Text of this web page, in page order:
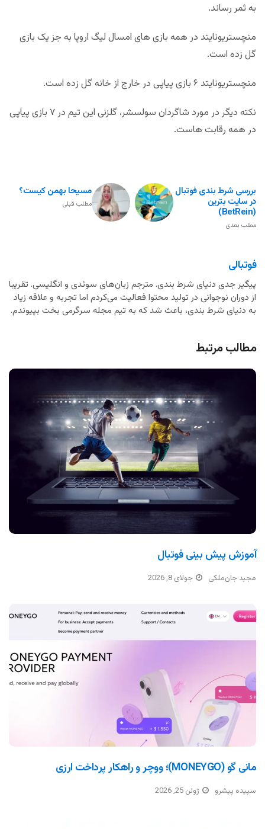
به ثمر رساند.
منچستریونایتد در همه بازی های امسال لیگ اروپا به جز یک بازی
گل زده است.
منچستریونایتد ۶ بازی پیاپی در خارج از خانه گل زده است.
نکته دیگر در مورد شاگردان سولسشر، گلزنی این تیم در ۷ بازی پیاپی
در همه رقابت هاست.
مسیحا بهمن کیست؟
مطلب قبلی
بررسی شرط بندی فوتبال
در سایت بترین
(BetRein)
مطلب بعدی
فوتبالی
پیگیر جدی دنیای شرط بندی. مترجم زبان‌های سوئدی و انگلیسی. تقریبا
از دوران نوجوانی در تولید محتوا فعالیت می‌کردم اما تجربه و علاقه زیاد
به دنیای شرط بندی، باعث شد که به تیم مجله سرگرمی بخت بپیوندم.
مطالب مرتبط
آموزش پیش بینی فوتبال
مجید جان‌ملکی جولای 8, 2026
مانی گو (MONEYGO)؛ ووچر و راهکار پرداخت ارزی
سپیده پیشرو ژوئن 25, 2026